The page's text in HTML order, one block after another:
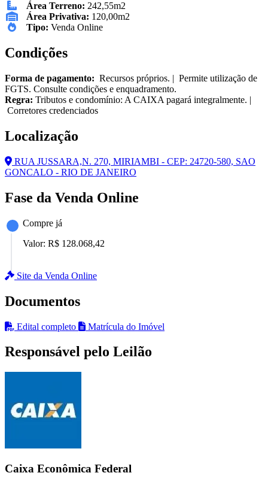
Área Terreno: 242,55m2
Área Privativa: 120,00m2
Tipo: Venda Online
Condições
Forma de pagamento: Recursos próprios. | Permite utilização de
FGTS. Consulte condições e enquadramento.
Regra: Tributos e condomínio: A CAIXA pagará integralmente. |
Corretores credenciados
Localização
RUA JUSSARA,N. 270, MIRIAMBI - CEP: 24720-580, SAO
GONCALO - RIO DE JANEIRO
Fase da Venda Online
Compre já
Valor: R$ 128.068,42
Site da Venda Online
Documentos
Edital completo Matrícula do Imóvel
Responsável pelo Leilão
Caixa Econômica Federal